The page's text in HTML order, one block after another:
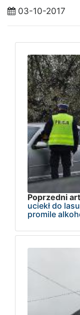
03-10-2017
Poprzedni
uciekł do
promile